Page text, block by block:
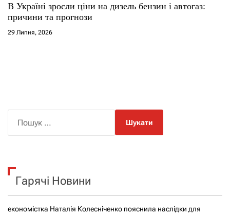
В Україні зросли ціни на дизель бензин і автогаз:
причини та прогнози
29 Липня, 2026
к
Гарячі Новини
економістка Наталія Колесніченко пояснила наслідки для